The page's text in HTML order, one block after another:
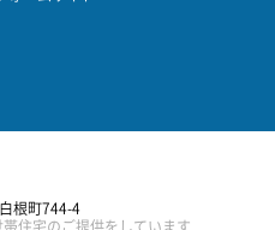
根町744-4
住宅のご提供をしています